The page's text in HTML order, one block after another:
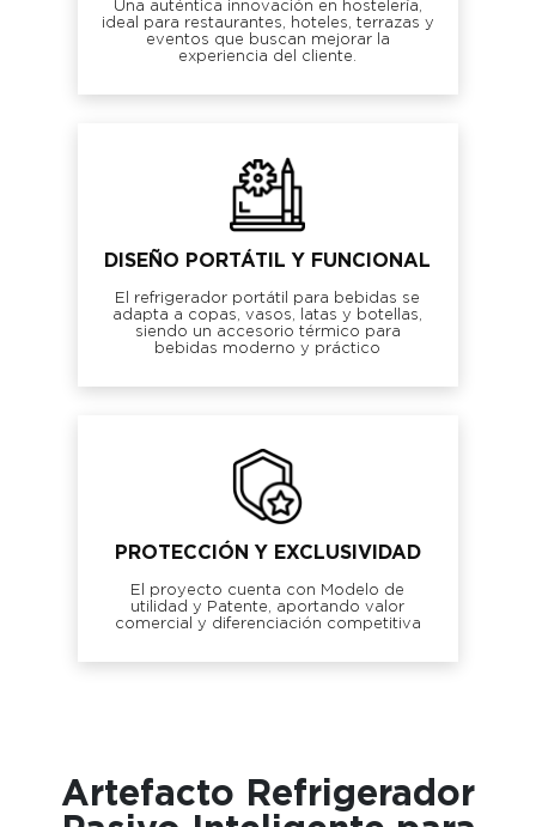
Una auténtica innovación en hostelería,
ideal para restaurantes, hoteles, terrazas y
eventos que buscan mejorar la
experiencia del cliente.
DISEÑO PORTÁTIL Y FUNCIONAL
El refrigerador portátil para bebidas se
adapta a copas, vasos, latas y botellas,
siendo un accesorio térmico para
bebidas moderno y práctico
PROTECCIÓN Y EXCLUSIVIDAD
El proyecto cuenta con Modelo de
utilidad y Patente, aportando valor
comercial y diferenciación competitiva
Artefacto Refrigerador